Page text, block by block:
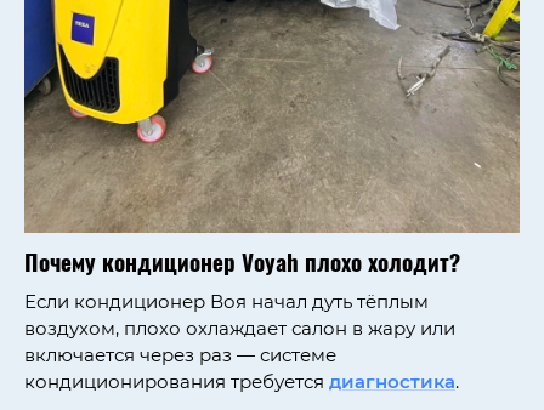
Почему кондиционер Voyah плохо холодит?
Если кондиционер Воя начал дуть тёплым
воздухом, плохо охлаждает салон в жару или
включается через раз — системе
кондиционирования требуется диагностика.